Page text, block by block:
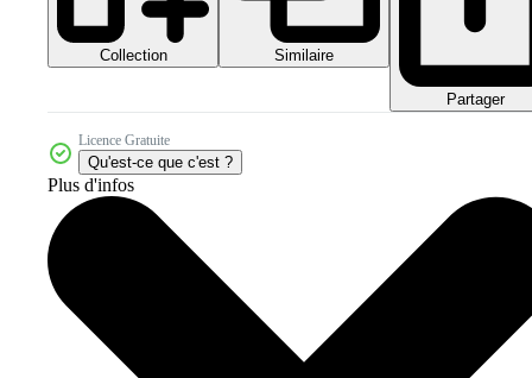
Collection Similaire
Partager
Licence Gratuite
Qu'est-ce que c'est ?
Plus d'infos